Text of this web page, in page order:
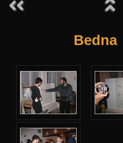
Bedna
Podzimní 2026
Podzimní 2024
Jarní 2024
Podzimní 2023